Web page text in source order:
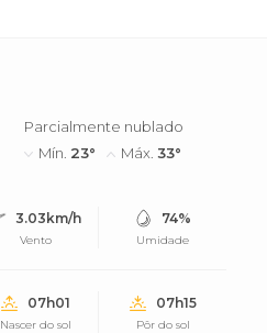
Parcialmente nublado
Mín. 23° Máx.33°
3.03km/h
Vento
74%
Umidade
07h01
Nascer do sol
07h15
Pôr do sol